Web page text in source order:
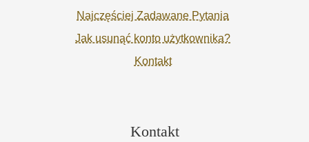
Najczęściej Zadawane Pytania
Jak usunąć konto użytkownika?
Kontakt
Kontakt